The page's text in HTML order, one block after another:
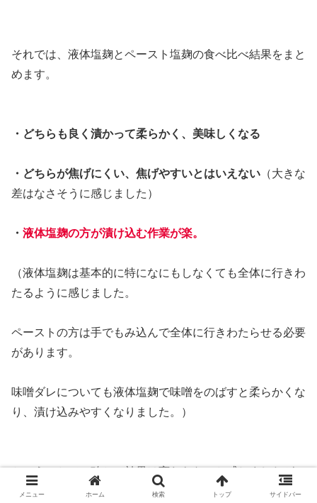
それでは、液体塩麹とペースト塩麹の食べ比べ結果をまと
めます。
・どちらも良く漬かって柔らかく、美味しくなる
・どちらが焦げにくい、焦げやすいとはいえない （大きな
差はなさそうに感じました）
・ 液体塩麹の方が漬け込む作業が楽。
（液体塩麹は基本的に特になにもしなくても全体に行きわ
たるように感じました。
ペーストの方は手でもみ込んで全体に行きわたらせる必要
があります。
味噌ダレについても液体塩麹で味噌をのばすと柔らかくな
り、漬け込みやすくなりました。）
ということで、確かに効果は変わらないと感じましたが、
メニュー ホーム 検索 トップ サイドバー